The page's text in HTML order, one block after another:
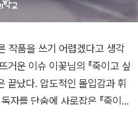
작품을 쓰기 어렵겠다고 생각
거운 이슈 이꽃님의 『죽이고 싶
끝났다. 압도적인 몰입감과 휘
자를 단숨에 사로잡은 『죽이고